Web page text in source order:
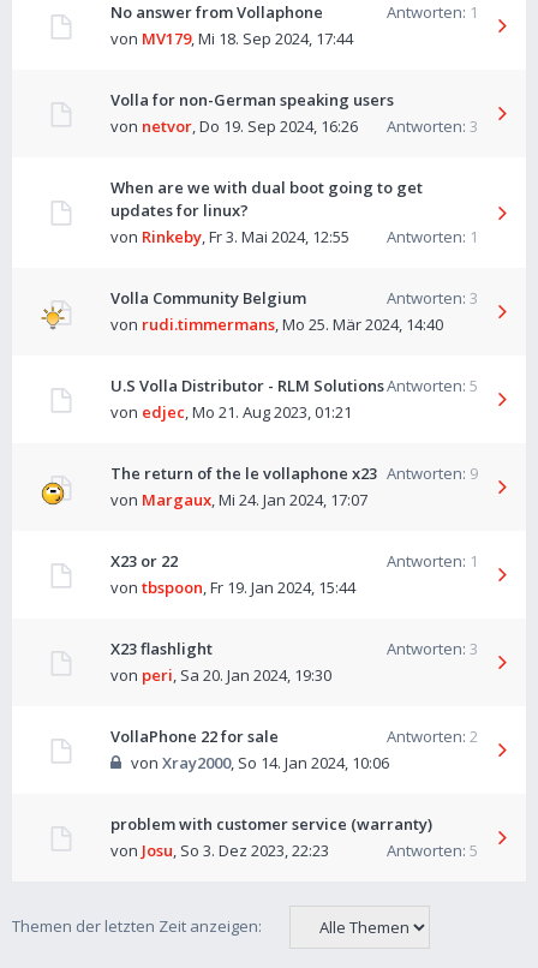
No answer from Vollaphone Antworten: 1
von MV179,Mi 18. Sep 2024, 17:44
Volla for non-German speaking users
Antworten: 3
von netvor,Do 19. Sep 2024, 16:26
When are we with dual boot going to get
updates for linux?
Antworten: 1
von Rinkeby,Fr 3. Mai 2024, 12:55
Volla Community Belgium Antworten: 3
von rudi.timmermans,Mo 25. Mär 2024, 14:40
U.S Volla Distributor - RLM SolutionsAntworten: 5
von edjec,Mo 21. Aug 2023, 01:21
The return of the le vollaphone x23 Antworten: 9
von Margaux,Mi 24. Jan 2024, 17:07
X23 or 22 Antworten: 1
von tbspoon,Fr 19. Jan 2024, 15:44
X23 flashlight Antworten: 3
von peri, Sa 20. Jan 2024, 19:30
VollaPhone 22 for sale Antworten: 2
von Xray2000, So 14. Jan 2024, 10:06
problem with customer service (warranty)
Antworten: 5
von Josu, So 3. Dez 2023, 22:23
Themen der letzten Zeit anzeigen: